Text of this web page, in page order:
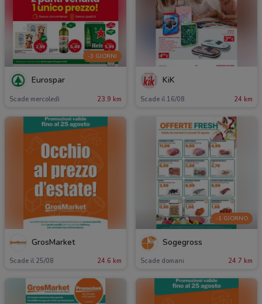
-3 GIORNI
Eurospar
Scade mercoledì 23.9 km
KiK
Scade il 16/08 24 km
GrosMarket
Scade il 25/08 24.6 km
-1 GIORNO
Sogegross
Scade domani 24.7 km